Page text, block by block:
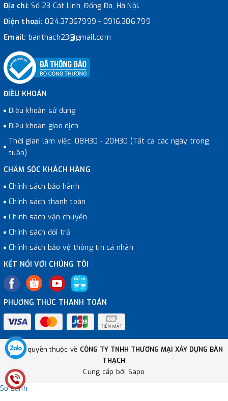
Địa chỉ:Số 23 Cát Linh, Đống Đa, Hà Nội.
Điện thoại: 024.37367999 - 0916.306.799
Email: banthach23@gmail.com
ĐIỀU KHOẢN
Điều khoản sử dụng
Điều khoản giao dịch
Thời gian làm việc: 08H30 - 20H30 (Tất cả các ngày trong
tuần)
CHĂM SÓC KHÁCH HÀNG
Chính sách bảo hành
Chính sách thanh toán
Chính sách vận chuyển
Chính sách đổi trả
Chính sách bảo vệ thông tin cá nhân
KẾT NỐI VỚI CHÚNG TÔI
PHƯƠNG THỨC THANH TOÁN
© Bản quyền thuộc về CÔNG TY TNHH THƯƠNG MẠI XÂY DỰNG BÀN
THẠCH
Cung cấp bởi Sapo
So sánh